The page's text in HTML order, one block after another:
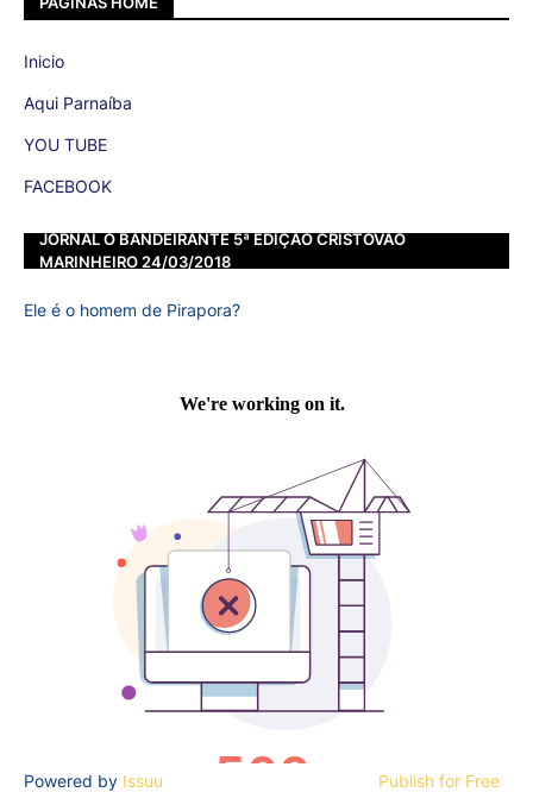
Inicio
Aqui Parnaíba
YOU TUBE
FACEBOOK
JORNAL O BANDEIRANTE 5ª EDIÇÃO CRISTOVÃO
MARINHEIRO 24/03/2018
Ele é o homem de Pirapora?
Powered by Issuu Publish for Free